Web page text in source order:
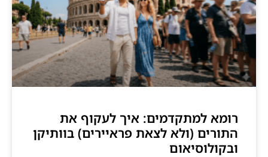
רומא למתקדמים: איך לעקוף את
התורים (ולא לצאת פראיירים) בוותיקן
ובקולוסיאום